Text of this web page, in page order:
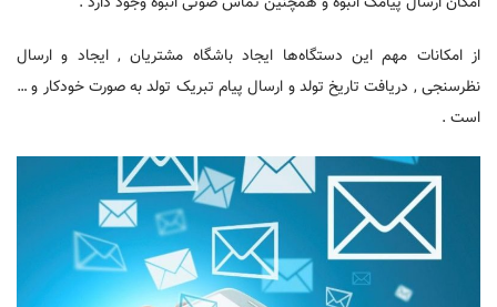
از امکانات مهم این دستگاه‌ها ایجاد باشگاه مشتریان , ایجاد و ارسال
نظرسنجی , دریافت تاریخ تولد و ارسال پیام تبریک تولد به صورت خودکار و …
است .